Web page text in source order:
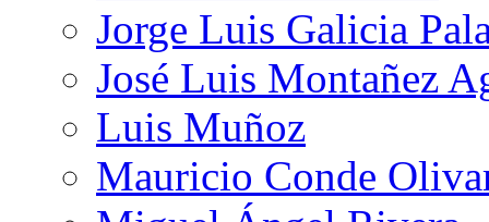
Jorge Luis Galicia
José Luis Montañez
Luis Muñoz
Mauricio Conde